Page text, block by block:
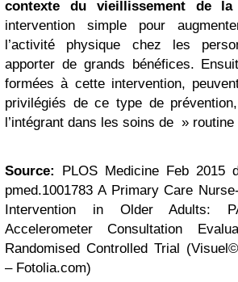
contexte du vieillissement de la
intervention simple pour
l’activité physique chez les
apporter de grands bénéfices.
formées à cette intervention,
privilégiés de ce type de
l’intégrant dans les soins de » routine
Source: PLOS Medicine Feb 2015
pmed.1001783 A Primary Care
Intervention in Older Adults:
Accelerometer Consultation
Randomised Controlled Trial (Visuel
– Fotolia.com)